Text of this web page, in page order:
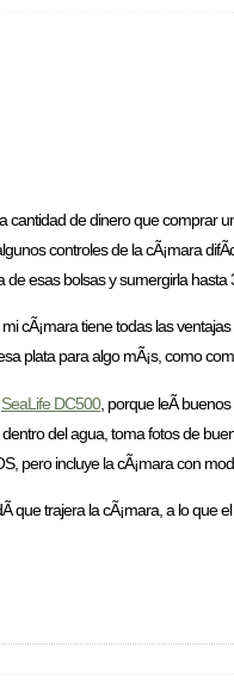
de dinero que comprar
controles de la cÃ¡mara
esas bolsas y sumergirla hasta
cÃ¡mara tiene todas las
plata para algo mÃ¡s, como
SeaLife DC500, porque leÃ­
del agua, toma fotos de
pero incluye la cÃ¡mara con
trajera la cÃ¡mara, a lo que